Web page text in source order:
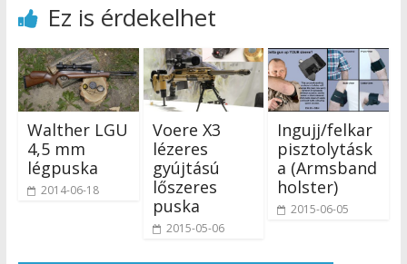
Ez is érdekelhet
Walther LGU
4,5 mm
légpuska
2014-06-18
Voere X3
lézeres
gyújtású
lőszeres
puska
2015-05-06
Ingujj/felkar
pisztolytásk
a (Armsband
holster)
2015-06-05